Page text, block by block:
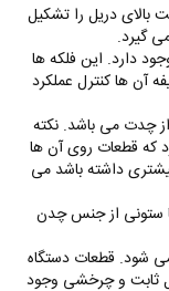
بالای دریل را تشکیل
گیرد.
دارد. این فلکه ها
آن ها کنترل عملکرد
چدت می باشد. نکته
که قطعات روی آن ها
داشته باشد می
ستونی از جنس چدن
شود. قطعات دستگاه
ثابت و چرخشی وجود